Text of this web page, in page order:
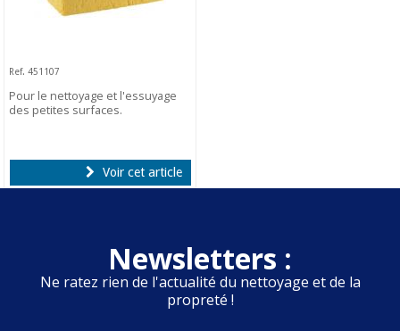
Ref. 451107
Pour le nettoyage et l'essuyage
des petites surfaces.
Voir cet article
Newsletters :
Ne ratez rien de l'actualité du nettoyage et de la
propreté !